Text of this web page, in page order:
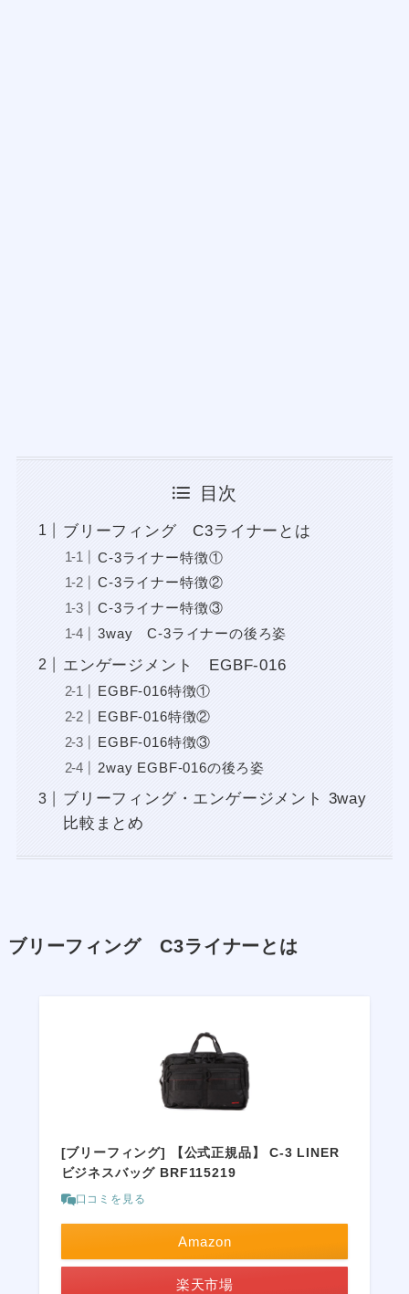
目次
ブリーフィング C3ライナーとは
C-3ライナー特徴①
C-3ライナー特徴②
C-3ライナー特徴③
3way C-3ライナーの後ろ姿
エンゲージメント EGBF-016
EGBF-016特徴①
EGBF-016特徴②
EGBF-016特徴③
2way EGBF-016の後ろ姿
ブリーフィング・エンゲージメント 3way
比較まとめ
ブリーフィング C3ライナーとは
[ブリーフィング] 【公式正規品】 C-3 LINER
ビジネスバッグ BRF115219
口コミを見る
Amazon
楽天市場